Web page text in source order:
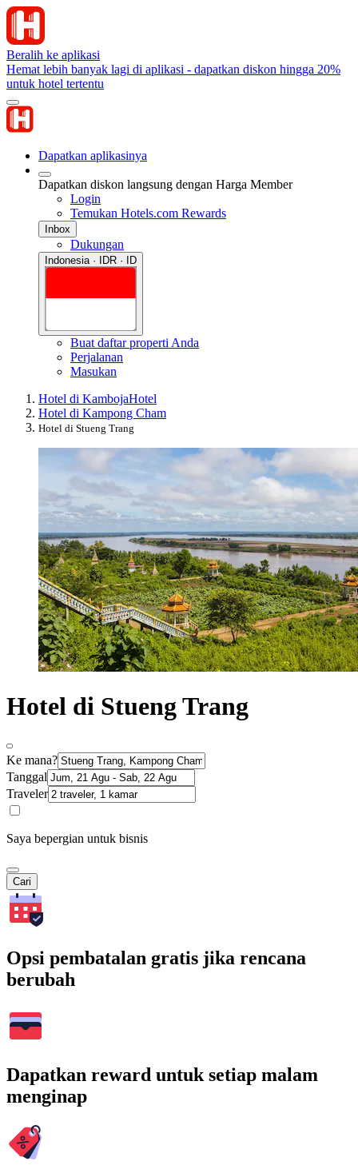
Beralih ke aplikasi
Hemat lebih banyak lagi di aplikasi - dapatkan diskon hingga 20%
untuk hotel tertentu
Dapatkan aplikasinya
Dapatkan diskon langsung dengan Harga Member
Login
Temukan Hotels.com Rewards
Inbox
Dukungan
Indonesia · IDR · ID
Buat daftar properti Anda
Perjalanan
Masukan
Hotel di KambojaHotel
Hotel di Kampong Cham
Hotel di Stueng Trang
Hotel di Stueng Trang
Ke mana?
Tanggal
Traveler
Saya bepergian untuk bisnis
Cari
Opsi pembatalan gratis jika rencana
berubah
Dapatkan reward untuk setiap malam
menginap